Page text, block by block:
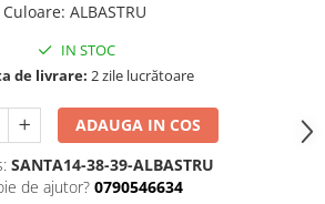
Culoare: ALBASTRU
IN STOC
de livrare: 2 zile lucrătoare
ADAUGA IN COS
SANTA14-38-39-ALBASTRU
de ajutor? 0790546634